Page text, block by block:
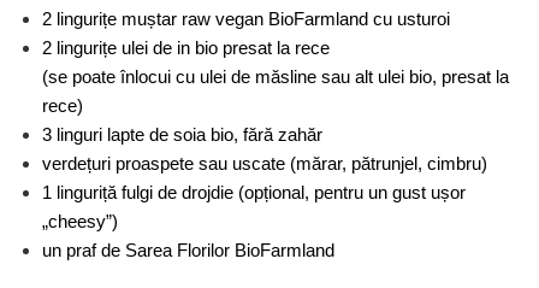
2 lingurițe muștar raw vegan BioFarmland cu usturoi
2 lingurițe ulei de in bio presat la rece
(se poate înlocui cu ulei de măsline sau alt ulei bio, presat la
rece)
3 linguri lapte de soia bio, fără zahăr
verdețuri proaspete sau uscate (mărar, pătrunjel, cimbru)
1 linguriță fulgi de drojdie (opțional, pentru un gust ușor
„cheesy”)
un praf de Sarea Florilor BioFarmland